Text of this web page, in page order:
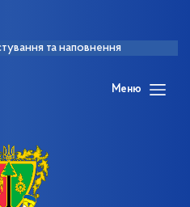
та наповнення
Меню